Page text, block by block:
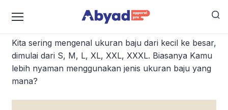
Tampil Santai dengan Ukuran Kaos yang Nyaman
Kita sering mengenal ukuran baju dari kecil ke besar,
dimulai dari S, M, L, XL, XXL, XXXL. Biasanya Kamu
lebih nyaman menggunakan jenis ukuran baju yang
mana?